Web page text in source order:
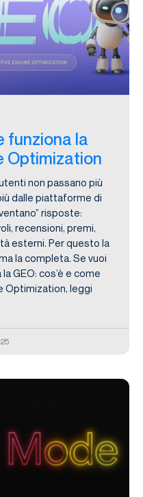
funziona la
Optimization
non passano più
dalle piattaforme di
risposte:
recensioni, premi,
esterni. Per questo la
la completa. Se vuoi
GEO: cos’è e come
Optimization, leggi